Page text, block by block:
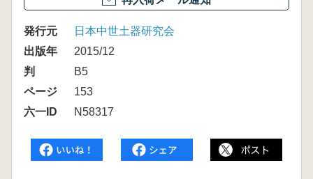
発行元
日本中世土器研究会
出版年
2015/12
判
B5
ページ
153
六一ID
N58317